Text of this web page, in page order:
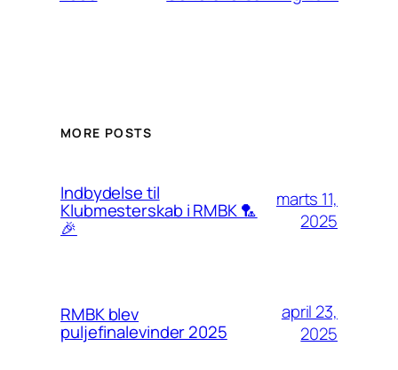
MORE POSTS
Indbydelse til
Klubmesterskab i RMBK 🏸
🎉
marts 11,
2025
RMBK blev
puljefinalevinder 2025
april 23,
2025